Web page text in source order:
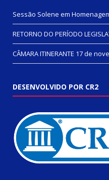
Sessão Solene em
RETORNO DO PERÍODO
CÂMARA ITINERANTE 17 de
DESENVOLVIDO POR CR2